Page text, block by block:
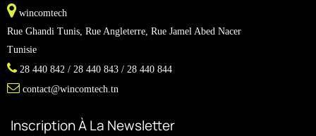
wincomtech
Rue Ghandi Tunis, Rue Angleterre, Rue Jamel Abed Nacer
Tunisie
28 440 842 / 28 440 843 / 28 440 844
contact@wincomtech.tn
Inscription À La Newsletter